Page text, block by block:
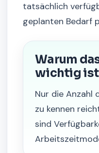
tatsächlich
geplanten Bedarf
Warum
wichtig ist
Nur die Anzahl
zu kennen
sind